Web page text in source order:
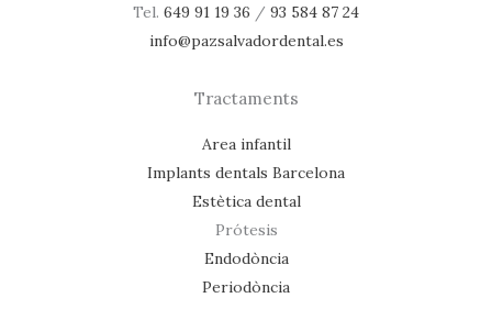
Tel. 649 91 19 36 / 93 584 87 24
info@pazsalvadordental.es
Tractaments
Area infantil
Implants dentals Barcelona
Estètica dental
Prótesis
Endodòncia
Periodòncia